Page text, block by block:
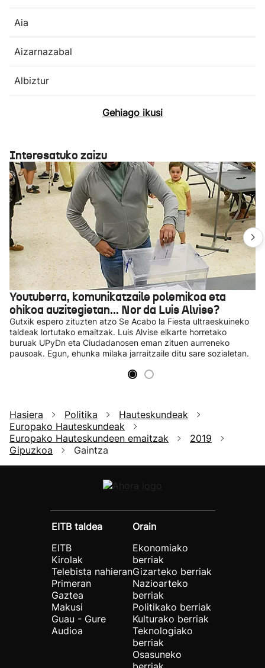
Aia
Aizarnazabal
Albiztur
Gehiago ikusi
Interesatuko zaizu
Youtuberra, komunikatzaile polemikoa eta
ohikoa auzitegietan... Nor da Luis Alvise?
Gutxik espero zituzten atzo Se Acabo la Fiesta ultraeskuineko
taldeak lortutako emaitzak. Luis Alvise elkarte horretako
buruak UPyDn eta Ciudadanosen eman zituen aurreneko
pausoak. Egun, ehunka milaka jarraitzaile ditu sare sozialetan.
Hasiera Politika
Hauteskundeak
Europako Hauteskundeak
Europako Hauteskundeen emaitzak
2019
Gipuzkoa
Gaintza
EITB taldea
EITB
Kirolak
Telebista nahieran
Primeran
Gaztea
Makusi
Guau - Gure
Audioa
Orain
Ekonomiako
berriak
Gizarteko berriak
Nazioarteko
berriak
Politikako berriak
Kulturako berriak
Teknologiako
berriak
Osasuneko